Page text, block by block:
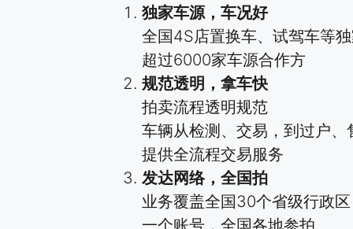
独家车源，车况好
全国4S店置换车、试驾车等
超过6000家车源合作方
规范透明，拿车快
拍卖流程透明规范
车辆从检测、交易，到过户、
提供全流程交易服务
发达网络，全国拍
业务覆盖全国30个省级行政区
一个账号，全国各地参拍